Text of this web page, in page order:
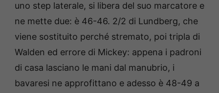
uno step laterale, si libera del suo marcatore e
ne mette due: è 46-46. 2/2 di Lundberg, che
viene sostituito perché stremato, poi tripla di
Walden ed errore di Mickey: appena i padroni
di casa lasciano le mani dal manubrio, i
bavaresi ne approfittano e adesso è 48-49 a